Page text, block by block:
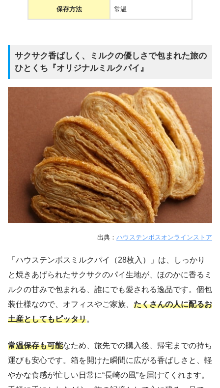
保存方法 常温
サクサク香ばしく、ミルクの優しさで包まれた旅の
ひとくち『オリジナルミルクパイ』
出典： ハウステンボスオンラインストア
「ハウステンボスミルクパイ（28枚入）」は、しっかり
と焼きあげられたサクサクのパイ生地が、ほのかに香るミ
ルクの甘みで包まれる、誰にでも愛される逸品です。個包
装仕様なので、オフィスやご家族、 たくさんの人に配るお
土産としてもピッタリ。
常温保存も可能なため、旅先での購入後、帰宅までの持ち
運びも安心です。箱を開けた瞬間に広がる香ばしさと、軽
やかな食感が忙しい日常に“長崎の風”を届けてくれます。